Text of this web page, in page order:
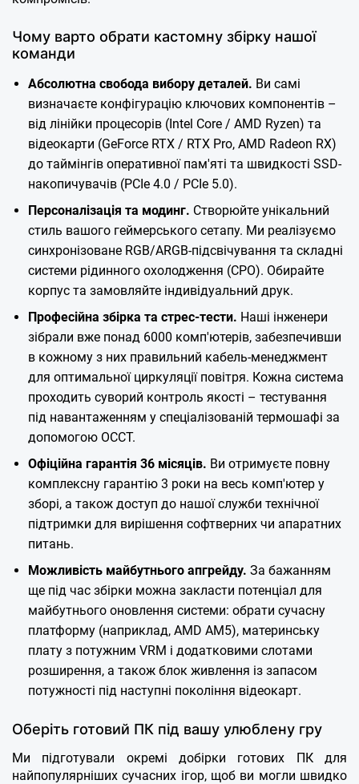
Чому варто обрати кастомну збірку нашої
команди
Абсолютна свобода вибору деталей. Ви самі
визначаєте конфігурацію ключових компонентів –
від лінійки процесорів (Intel Core / AMD Ryzen) та
відеокарти (GeForce RTX / RTX Pro, AMD Radeon RX)
до таймінгів оперативної пам'яті та швидкості SSD-
накопичувачів (PCIe 4.0 / PCIe 5.0).
Персоналізація та модинг. Створюйте унікальний
стиль вашого геймерського сетапу. Ми реалізуємо
синхронізоване RGB/ARGB-підсвічування та складні
системи рідинного охолодження (СРО). Обирайте
корпус та замовляйте індивідуальний друк.
Професійна збірка та стрес-тести. Наші інженери
зібрали вже понад 6000 комп'ютерів, забезпечивши
в кожному з них правильний кабель-менеджмент
для оптимальної циркуляції повітря. Кожна система
проходить суворий контроль якості – тестування
під навантаженням у спеціалізованій термошафі за
допомогою OCCT.
Офіційна гарантія 36 місяців. Ви отримуєте повну
комплексну гарантію 3 роки на весь комп'ютер у
зборі, а також доступ до нашої служби технічної
підтримки для вирішення софтверних чи апаратних
питань.
Можливість майбутнього апгрейду. За бажанням
ще під час збірки можна закласти потенціал для
майбутнього оновлення системи: обрати сучасну
платформу (наприклад, AMD AM5), материнську
плату з потужним VRM і додатковими слотами
розширення, а також блок живлення із запасом
потужності під наступні покоління відеокарт.
Оберіть готовий ПК під вашу улюблену гру
Ми підготували окремі добірки готових ПК для
найпопулярніших сучасних ігор, щоб ви могли швидко